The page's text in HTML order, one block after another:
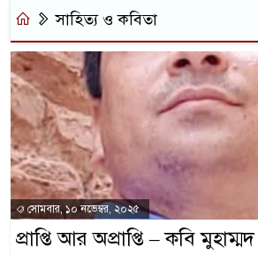
সাহিত্য ও কবিতা
সোমবার, ১০ নভেম্বর, ২০২৫
প্রাপ্তি আর অপ্রাপ্তি – ক‌বি